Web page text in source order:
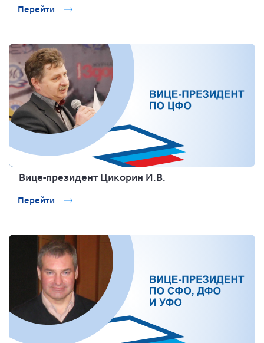
Перейти
Вице-президент Цикорин И.В.
Перейти